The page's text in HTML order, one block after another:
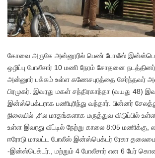
கோவை அருகே அன்னூரில் பெண் போலீஸ்
ஒழிப்பு போலீசார் 10 மணி நேரம் சோதனை
அன்னுார் பக்கம் உள்ள கணேசபுரத்தை சேர்ந்தவர்
பிரமுகர். இவரது மகள் சந்திரகாந்தா (வயது 48)
இன்ஸ்பெக்டராக பணிபுரிந்து வந்தார். பின்னர்
நிலையில் ,சில மாதங்களாக மருத்துவ விடுப்பில்
உள்ள இவரது வீட்டில் நேற்று காலை 8:05 மணிக்கு,
ஈரோடு மாவட்ட போலீஸ் இன்ஸ்பெக்டர் ரேகா
-இன்ஸ்பெக்டர்., மற்றும் 4 போலீசார் என 6 பேர்